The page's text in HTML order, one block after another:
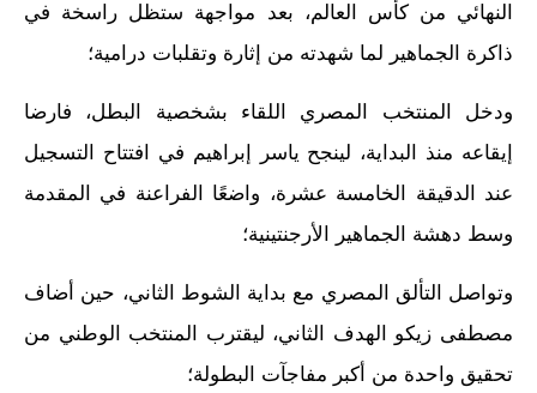
النهائي من كأس العالم، بعد مواجهة ستظل راسخة في
ذاكرة الجماهير لما شهدته من إثارة وتقلبات درامية؛
ودخل المنتخب المصري اللقاء بشخصية البطل، فارضا
إيقاعه منذ البداية، لينجح ياسر إبراهيم في افتتاح التسجيل
عند الدقيقة الخامسة عشرة، واضعًا الفراعنة في المقدمة
وسط دهشة الجماهير الأرجنتينية؛
وتواصل التألق المصري مع بداية الشوط الثاني، حين أضاف
مصطفى زيكو الهدف الثاني، ليقترب المنتخب الوطني من
تحقيق واحدة من أكبر مفاجآت البطولة؛